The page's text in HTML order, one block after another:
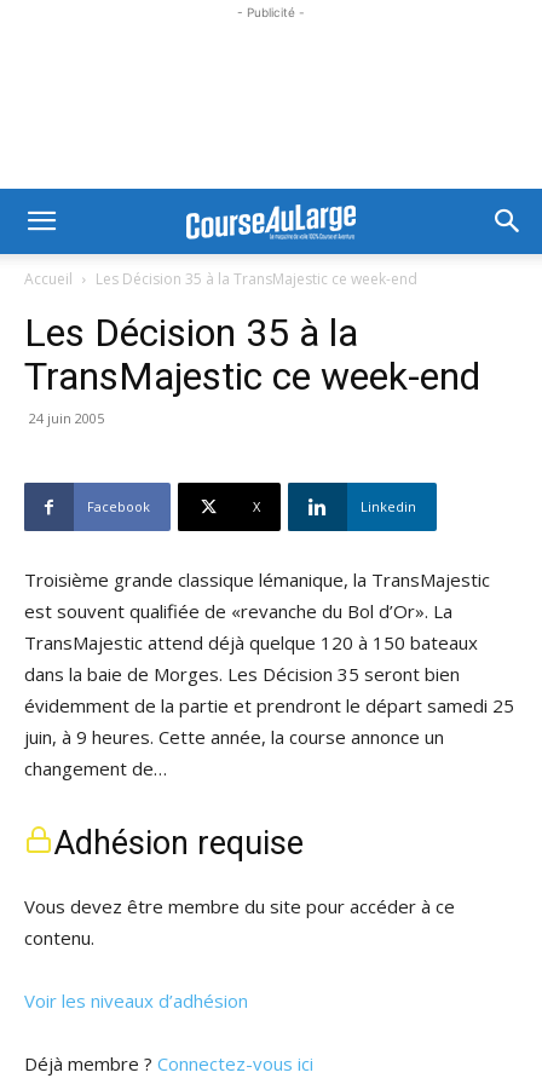
- Publicité -
Accueil Les Décision 35 à la TransMajestic ce week-end
Les Décision 35 à la
TransMajestic ce week-end
24 juin 2005
Facebook X Linkedin
Troisième grande classique lémanique, la TransMajestic
est souvent qualifiée de «revanche du Bol d’Or». La
TransMajestic attend déjà quelque 120 à 150 bateaux
dans la baie de Morges. Les Décision 35 seront bien
évidemment de la partie et prendront le départ samedi 25
juin, à 9 heures. Cette année, la course annonce un
changement de…
Adhésion requise
Vous devez être membre du site pour accéder à ce
contenu.
Voir les niveaux d’adhésion
Déjà membre ? Connectez-vous ici